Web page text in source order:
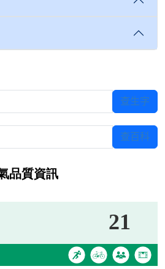
查生字
查百科